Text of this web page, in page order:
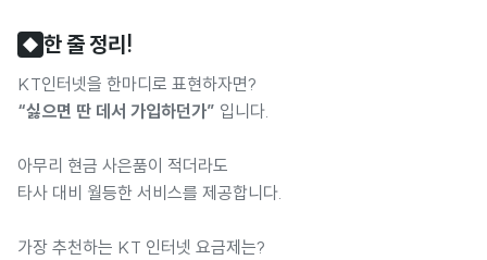
◆ 한 줄 정리!
KT인터넷을 한마디로 표현하자면?
“싫으면 딴 데서 가입하던가” 입니다.
아무리 현금 사은품이 적더라도
타사 대비 월등한 서비스를 제공합니다.
가장 추천하는 KT 인터넷 요금제는?